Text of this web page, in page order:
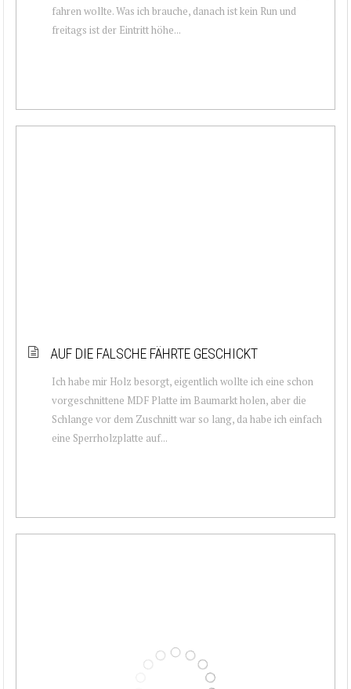
fahren wollte. Was ich brauche, danach ist kein Run und
freitags ist der Eintritt höhe...
AUF DIE FALSCHE FÄHRTE GESCHICKT
Ich habe mir Holz besorgt, eigentlich wollte ich eine schon
vorgeschnittene MDF Platte im Baumarkt holen, aber die
Schlange vor dem Zuschnitt war so lang, da habe ich einfach
eine Sperrholzplatte auf...